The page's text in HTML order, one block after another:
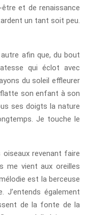
et de renaissance
un tant soit peu.
afin que, du bout
qui éclot avec
du soleil effleurer
son enfant à son
ses doigts la nature
Je touche le
revenant faire
me vient aux oreilles
est la berceuse
J’entends également
de la fonte de la